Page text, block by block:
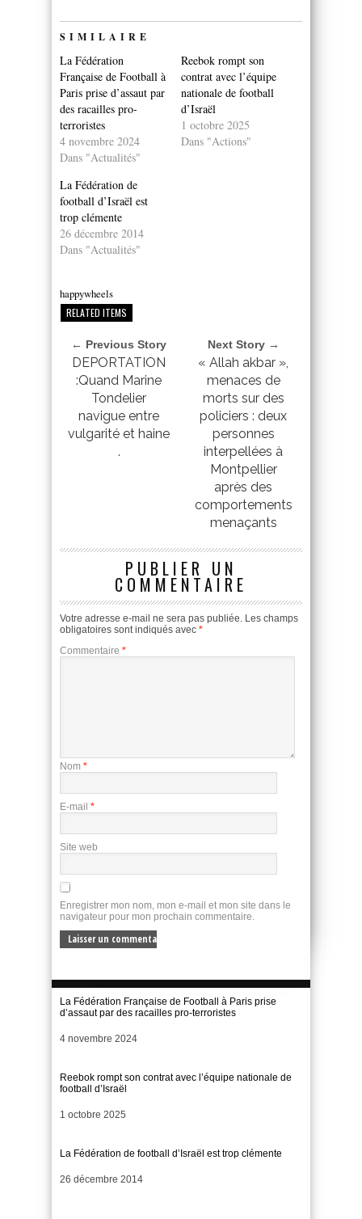
SIMILAIRE
La Fédération
Française de Football à
Paris prise d’assaut par
des racailles pro-
terroristes
4 novembre 2024
Dans "Actualités"
Reebok rompt son
contrat avec l’équipe
nationale de football
d’Israël
1 octobre 2025
Dans "Actions"
La Fédération de
football d’Israël est
trop clémente
26 décembre 2014
Dans "Actualités"
happywheels
RELATED ITEMS
← Previous Story
DEPORTATION
:Quand Marine
Tondelier
navigue entre
vulgarité et haine
.
Next Story →
« Allah akbar »,
menaces de
morts sur des
policiers : deux
personnes
interpellées à
Montpellier
après des
comportements
menaçants
PUBLIER UN
COMMENTAIRE
Votre adresse e-mail ne sera pas publiée. Les champs
obligatoires sont indiqués avec *
Commentaire *
Nom *
E-mail *
Site web
Enregistrer mon nom, mon e-mail et mon site dans le
navigateur pour mon prochain commentaire.
La Fédération Française de Football à Paris prise
d’assaut par des racailles pro-terroristes
Date
4 novembre 2024
Reebok rompt son contrat avec l’équipe nationale de
football d’Israël
Date
1 octobre 2025
La Fédération de football d’Israël est trop clémente
Date
26 décembre 2014